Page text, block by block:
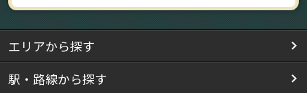
エリアから探す
駅・路線から探す